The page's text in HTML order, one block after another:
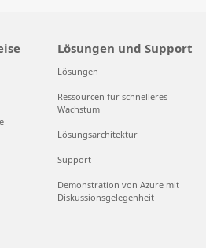
Lösungen und Support
Lösungen
Ressourcen für schnelleres
Wachstum
Lösungsarchitektur
Support
Demonstration von Azure mit
Diskussionsgelegenheit